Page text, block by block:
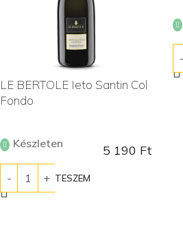
LE BERTOLE Ieto Santin Col
Fondo
Készleten 5 190 Ft
KOSÁRBA TESZEM